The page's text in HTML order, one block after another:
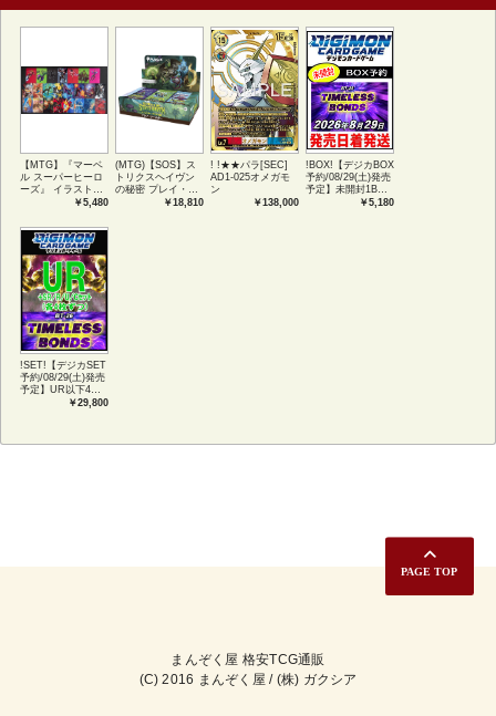
【MTG】『マーベ
ル スーパーヒーロ
ーズ』 イラストコ
レクション 54種コ
アートカード(JPN)
￥5,480
(MTG)【SOS】ス
トリクスヘイヴン
の秘密 プレイ・ブ
ースター1BOX日本
￥18,810
! !★★パラ[SEC]
AD1-025オメガモ
ン
￥138,000
!BOX!【デジカBOX
予約/08/29(土)発売
予定】未開封1BOX
￥5,180
!SET!【デジカSET
予約/08/29(土)発売
予定】UR以下4コ
ンセット 【BT-￥29,800
まんぞく屋 格安TCG通販
(C) 2016 まんぞく屋 / (株) ガクシア